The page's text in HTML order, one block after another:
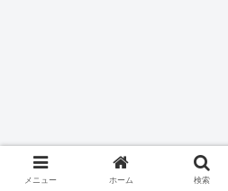
メニュー ホーム 検索